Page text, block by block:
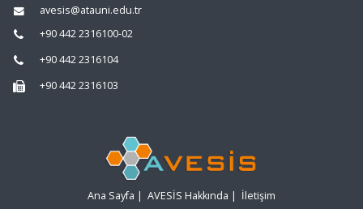
avesis@atauni.edu.tr
+90 442 2316100-02
+90 442 2316104
+90 442 2316103
Ana Sayfa | AVESİS Hakkında | İletişim